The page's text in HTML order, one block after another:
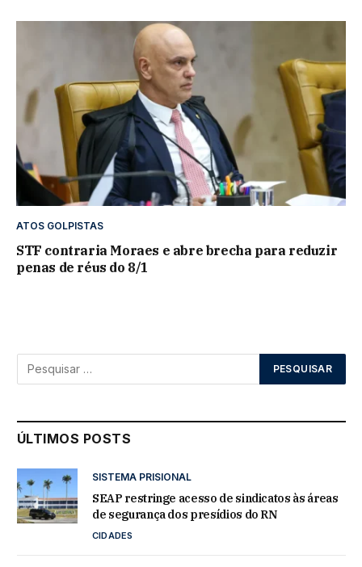
ATOS GOLPISTAS
STF contraria Moraes e abre brecha para reduzir
penas de réus do 8/1
ÚLTIMOS POSTS
SISTEMA PRISIONAL
SEAP restringe acesso de sindicatos às áreas
de segurança dos presídios do RN
CIDADES